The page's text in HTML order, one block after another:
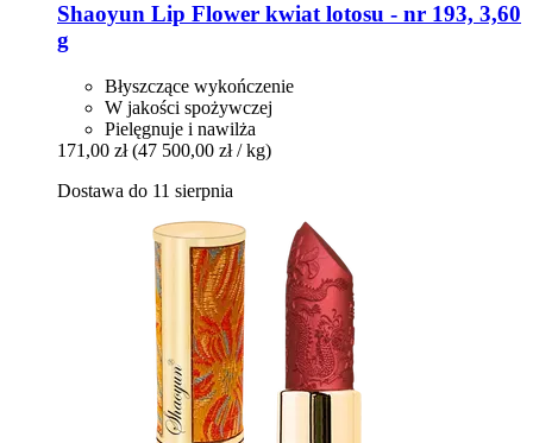
Shaoyun Lip Flower kwiat lotosu -​ nr 193, 3,60
g
Błyszczące wykończenie
W jakości spożywczej
Pielęgnuje i nawilża
171,00 zł (47 500,00 zł / kg)
Dostawa do 11 sierpnia